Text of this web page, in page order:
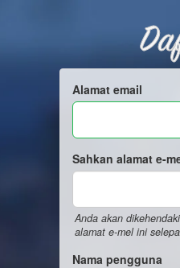
Alamat email
Sahkan alamat e-
Anda akan
alamat e-mel ini
Nama pengguna